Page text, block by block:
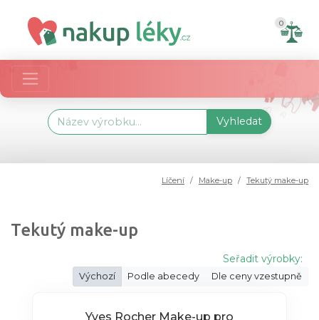
0
Vyhledat
Líčení Make-up Tekutý make-up
Tekutý make-up
Seřadit výrobky:
Výchozí Podle abecedy Dle ceny vzestupně
Yves Rocher Make-up pro